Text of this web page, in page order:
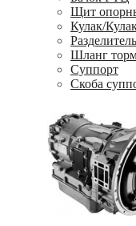
Щит
Кулак/
Шланг
Суппорт
Скоба